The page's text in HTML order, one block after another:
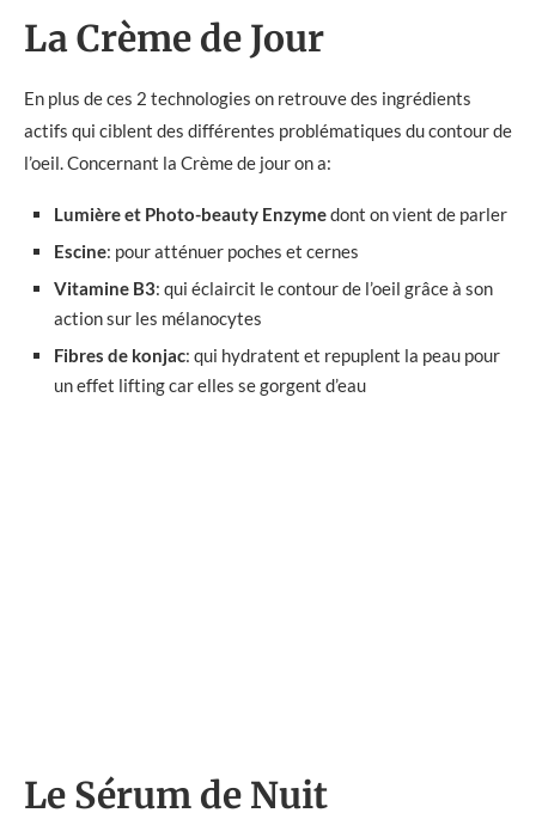
La Crème de Jour
En plus de ces 2 technologies on retrouve des ingrédients
actifs qui ciblent des différentes problématiques du contour de
l’oeil. Concernant la Crème de jour on a:
Lumière et Photo-beauty Enzymedont on vient de parler
Escine: pour atténuer poches et cernes
Vitamine B3: qui éclaircit le contour de l’oeil grâce à son
action sur les mélanocytes
Fibres de konjac: qui hydratent et repuplent la peau pour
un effet lifting car elles se gorgent d’eau
Le Sérum de Nuit